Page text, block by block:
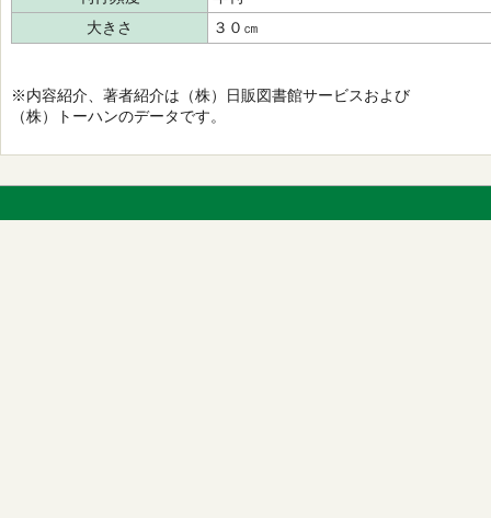
大きさ
３０㎝
※内容紹介、著者紹介は（株）日販図書館サービスおよび
（株）トーハンのデータです。